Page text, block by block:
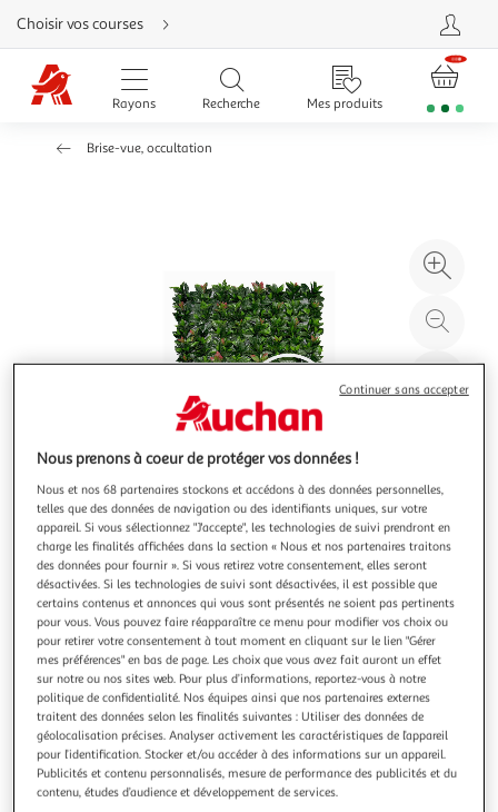
Aller
directement
au
contenu
Aller
directement
Aller
Choisir vos courses
Rayons Recherche Mes produits
Brise-vue, occultation
à
100
le
Illustration
précédente
Illustration
suivante
Livraison offerte
JARDIDECO
Feuillage artificiel imitation photinia 1 m² - jardideco
Le feuillage artificiel est parfait pour vous abriter du vis-à-
vis et créer un véritable buisson artificiel. Occultation
totale de 100%. 6 feuillages au choix. 1m².Caractéristiques
techniquesAnti-UV:OuiCouleur:VertDensité:3
kg/m²Epaisseur:40 mmGarantie:5 ansHauteur:1
mLongueur:1 mMaillage:CarréMarqu
En savoir +
Vendu par Jardideco
Livraison dès 1/2 semaines
Nous prenons à coeur de protéger vos données !
Nous et nos 68 partenaires stockons et accédons à des données personnelles,
telles que des données de navigation ou des identifiants uniques, sur votre
appareil. Si vous sélectionnez "J'accepte", les technologies de suivi prendront en
charge les finalités affichées dans la section « Nous et nos partenaires traitons
des données pour fournir ». Si vous retirez votre consentement, elles seront
désactivées. Si les technologies de suivi sont désactivées, il est possible que
certains contenus et annonces qui vous sont présentés ne soient pas pertinents
pour vous. Vous pouvez faire réapparaître ce menu pour modifier vos choix ou
pour retirer votre consentement à tout moment en cliquant sur le lien "Gérer
mes préférences" en bas de page. Les choix que vous avez fait auront un effet
sur notre ou nos sites web. Pour plus d’informations, reportez-vous à notre
politique de confidentialité. Nos équipes ainsi que nos partenaires externes
traitent des données selon les finalités suivantes : Utiliser des données de
géolocalisation précises. Analyser activement les caractéristiques de l’appareil
pour l’identification. Stocker et/ou accéder à des informations sur un appareil.
Publicités et contenu personnalisés, mesure de performance des publicités et du
contenu, études d’audience et développement de services.
Continuer sans accepter